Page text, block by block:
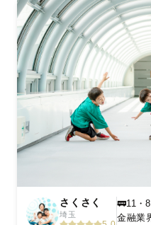
験をお届けします。
丁寧なレタッチで思い出を
撮影後は、独自の編集技術
整。自然な雰囲気を残しつつ
に。きっと「こんな写真を撮
出会えます。まずは、ラブグ
さくさく
埼玉
🚃11・
金融業